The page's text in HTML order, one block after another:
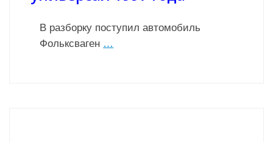
В разборку поступил автомобиль
Фольксваген …